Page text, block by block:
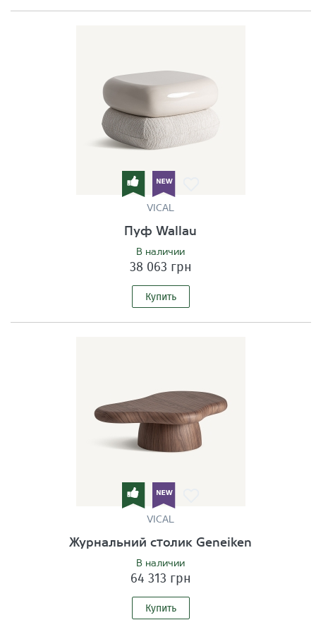
VICAL
Пуф Wallau
В наличии
38 063 грн
Купить
VICAL
Журнальний столик Geneiken
В наличии
64 313 грн
Купить